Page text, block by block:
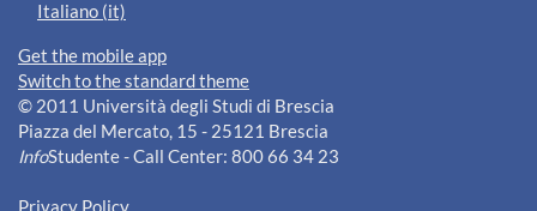
Italiano ‎(it)‎
Get the mobile app
Switch to the standard theme
© 2011 Università degli Studi di Brescia
Piazza del Mercato, 15 - 25121 Brescia
InfoStudente - Call Center: 800 66 34 23
Privacy Policy